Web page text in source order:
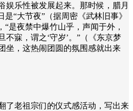
娱乐性被发展起来。那时候，腊月
是“大节夜”（据周密《武林旧事》
“是夜禁中爆竹山乎，声闻于外，
不寐，谓之‘守岁’。”（《东京梦
坐，这热闹团圆的氛围感就出来
了老祖宗们的仪式感活动，写出来